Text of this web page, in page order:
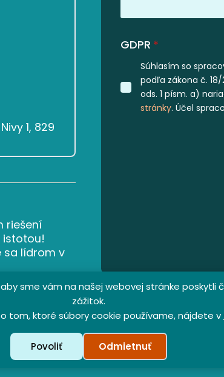
sme vám na našej webovej stránke poskytli
zážitok.
tom, ktoré súbory cookie používame, nájdete v
Povoliť Odmietnuť
1, 829
riešení
istotou!
sa lídrom v
GDPR *
Súhlasím so
podľa zákona č.
ods. 1 písm. a)
stránky. Účel